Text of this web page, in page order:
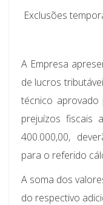
 Exclusões
A Empresa
de lucros
técnico aprovado
prejuízos fiscais
400.000,00,
para o referido
A soma dos
do respectivo